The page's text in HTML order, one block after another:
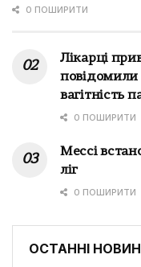
0 ПОШИРИТИ
Лікарці
повідомили
вагітність
0 ПОШИРИТИ
Мессі
ліг
0 ПОШИРИТИ
ОСТАННІ